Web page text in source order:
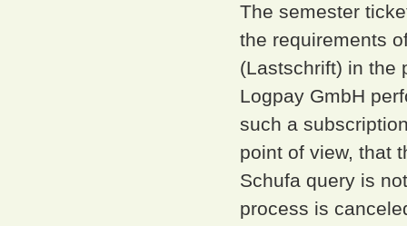
The semester
the requirements
(Lastschrift) in the
Logpay GmbH
such a
point of view, that
Schufa query is
process is